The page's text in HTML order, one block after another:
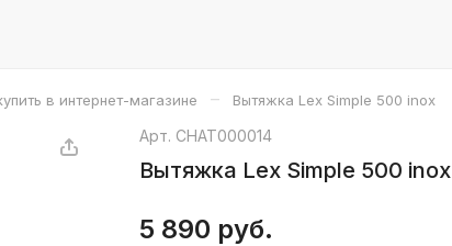
в интернет-магазине – Вытяжка Lex Simple 500 inox
Арт. CHAT000014
Вытяжка Lex Simple 500 inox
5 890 руб.